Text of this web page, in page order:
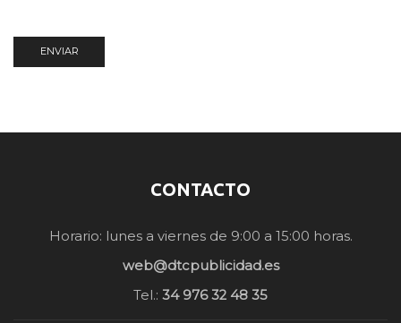
CONTACTO
Horario: lunes a viernes de 9:00 a 15:00 horas.
web@dtcpublicidad.es
Tel.: 34 976 32 48 35